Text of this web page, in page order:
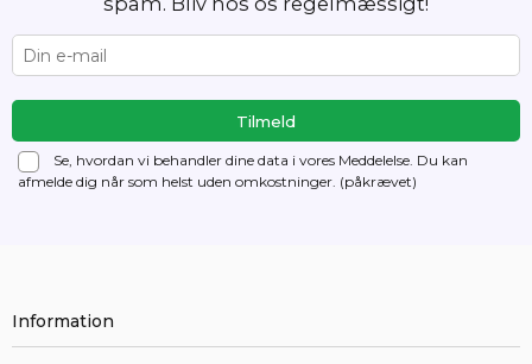
Se, hvordan vi behandler dine data i vores Meddelelse. Du kan
afmelde dig når som helst uden omkostninger. (påkrævet)
Information